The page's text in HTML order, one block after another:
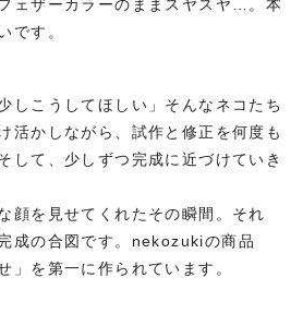
ェザーカラーのままスヤスヤ…。本
です。
しこうしてほしい」そんなネコたち
活かしながら、試作と修正を何度も
して、少しずつ完成に近づけていき
顔を見せてくれたその瞬間。それ
成の合図です。nekozukiの商品
」を第一に作られています。